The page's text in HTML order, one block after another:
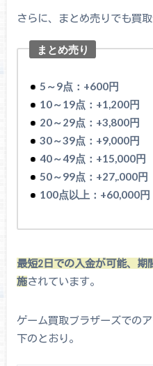
さらに、まとめ売りでも買
まとめ売り
5～9点：+600円
10～19点：+1,200円
20～29点：+3,800円
30～39点：+9,000円
40～49点：+15,000円
50～99点：+27,.000円
100点以上：+60,000円
最短2日での入金が可能、期
施されています。
ゲーム買取ブラザーズでの
下のとおり。